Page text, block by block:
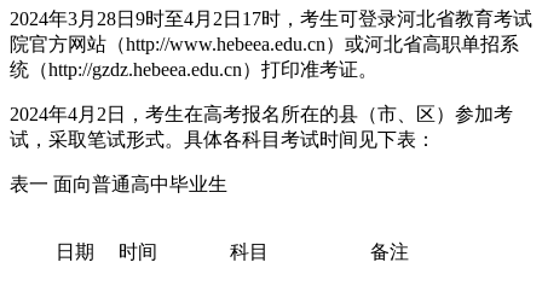
2024年3月28日9时至4月2日17时，考生可登录河北省教育考试
院官方网站（http://www.hebeea.edu.cn）或河北省高职单招系
统（http://gzdz.hebeea.edu.cn）打印准考证。
2024年4月2日，考生在高考报名所在的县（市、区）参加考
试，采取笔试形式。具体各科目考试时间见下表：
表一 面向普通高中毕业生
日期 时间 科目 备注